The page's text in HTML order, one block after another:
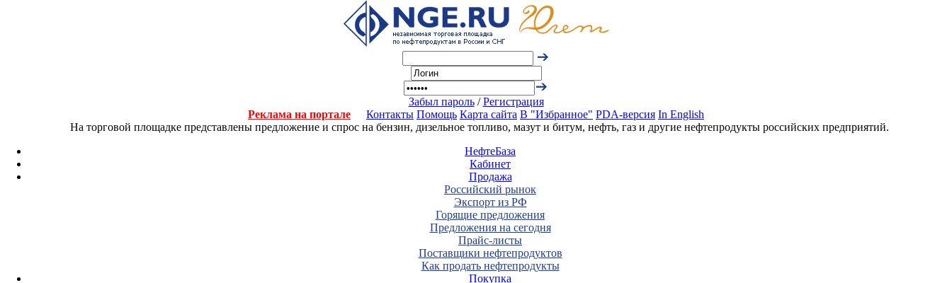
Забыл пароль/Регистрация
Реклама на портале
Контакты Помощь Карта сайта В "Избранное" PDA-версия In English
На торговой площадке представлены предложение и спрос на бензин, дизельное топливо, мазут и битум, нефть, газ и другие нефтепродукты российских предприятий.
НефтеБаза
Кабинет
Продажа
Российский рынок
Экспорт из РФ
Горящие предложения
Предложения на сегодня
Прайс-листы
Поставщики нефтепродуктов
Как продать нефтепродукты
Покупка